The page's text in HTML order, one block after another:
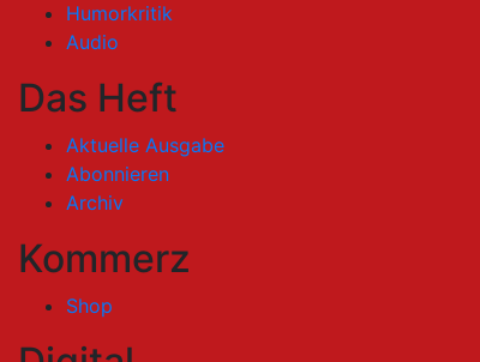
Humorkritik
Audio
Das Heft
Aktuelle Ausgabe
Abonnieren
Archiv
Kommerz
Shop